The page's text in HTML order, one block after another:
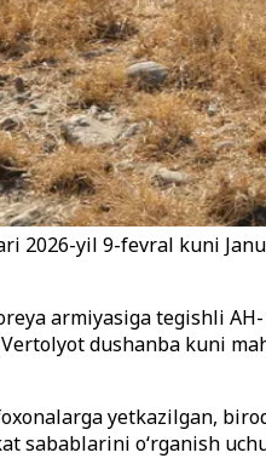
2026-yil 9-fevral kuni
armiyasiga tegishli
Vertolyot dushanba kuni
yetkazilgan,
sabablarini o‘rganish